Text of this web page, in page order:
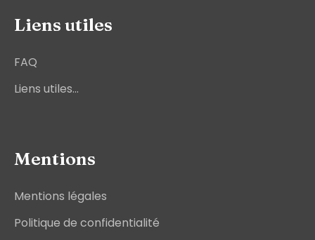
Liens utiles
FAQ
Liens utiles...
Mentions
Mentions légales
Politique de confidentialité